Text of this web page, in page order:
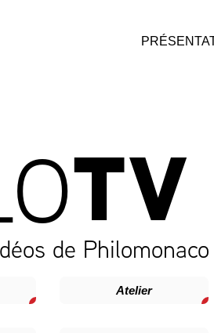
TV
de Philomonaco
Atelier